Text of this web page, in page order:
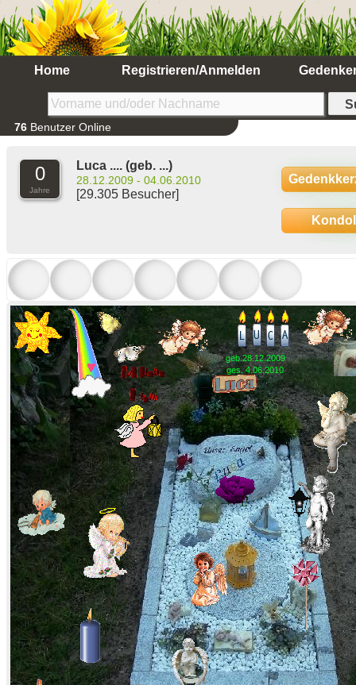
Home Registrieren/Anmelden
76 Benutzer Online
0
Jahre
Luca .... (geb. ...)
28.12.2009 - 04.06.2010
[29.305 Besucher]
geb.28.12.2009
ges. 4.06.2010